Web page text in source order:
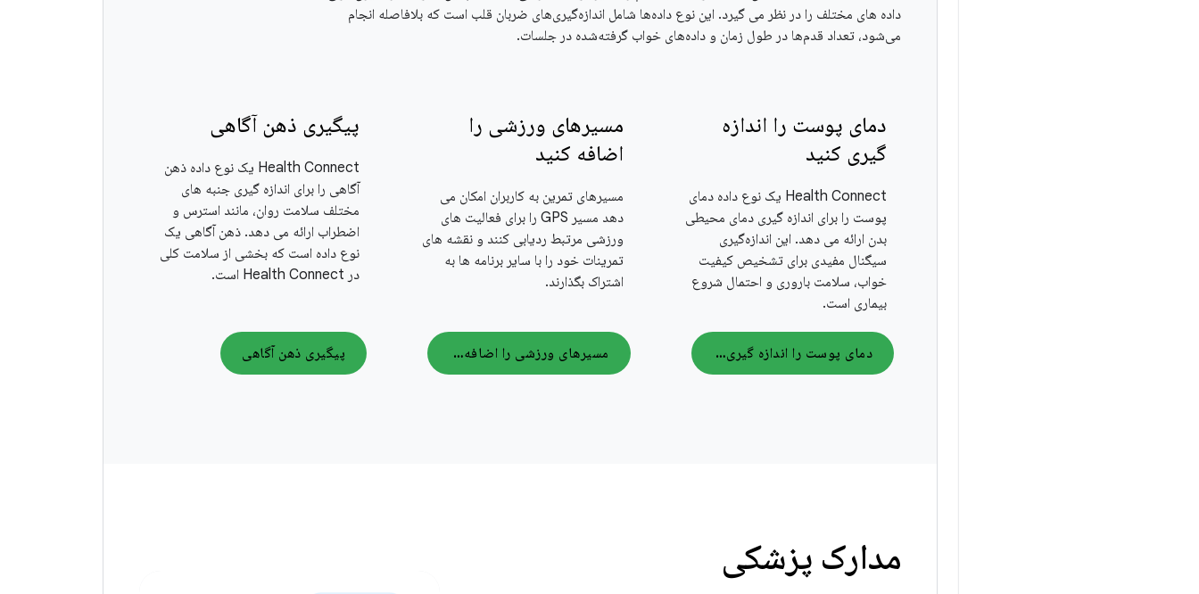
داده های مختلف را در نظر می گیرد. این نوع داده‌ها شامل اندازه‌گیری‌های ضربان قلب است که بلافاصله انجام
می‌شود، تعداد قدم‌ها در طول زمان و داده‌های خواب گرفته‌شده در جلسات.
دمای پوست را اندازه
گیری کنید
Health Connect یک نوع داده دمای
پوست را برای اندازه گیری دمای محیطی
بدن ارائه می دهد. این اندازه‌گیری
سیگنال مفیدی برای تشخیص کیفیت
خواب، سلامت باروری و احتمال شروع
بیماری است.
دمای پوست را اندازه گیری کنید
مسیرهای ورزشی را
اضافه کنید
مسیرهای تمرین به کاربران امکان می
دهد مسیر GPS را برای فعالیت های
ورزشی مرتبط ردیابی کنند و نقشه های
تمرینات خود را با سایر برنامه ها به
اشتراک بگذارند.
مسیرهای ورزشی را اضافه کنید
پیگیری ذهن آگاهی
Health Connect یک نوع داده ذهن
آگاهی را برای اندازه گیری جنبه های
مختلف سلامت روان، مانند استرس و
اضطراب ارائه می دهد. ذهن آگاهی یک
نوع داده است که بخشی از سلامت کلی
در Health Connect است.
پیگیری ذهن آگاهی
مدارک پزشکی